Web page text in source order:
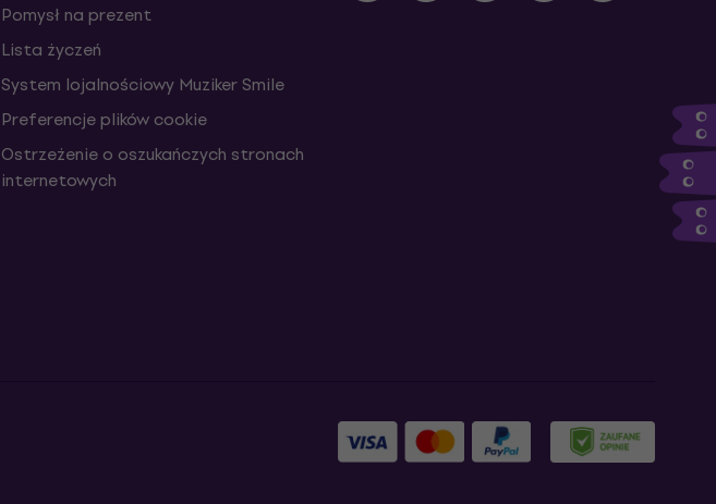
Pomysł na prezent
Lista życzeń
System lojalnościowy Muziker Smile
Preferencje plików cookie
Ostrzeżenie o oszukańczych stronach
internetowych